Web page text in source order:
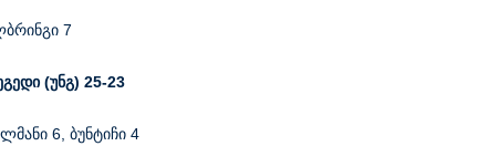
7
(უნგ) 25-23
6, ბუნტიჩი 4